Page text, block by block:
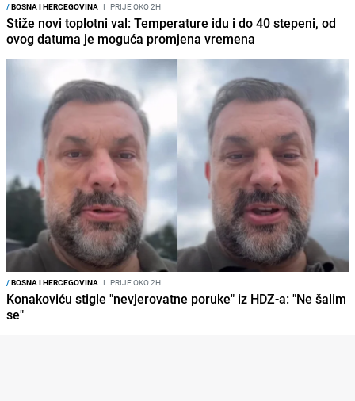
/BOSNA I HERCEGOVINA I PRIJE OKO 2H
Stiže novi toplotni val: Temperature idu i do 40 stepeni, od
ovog datuma je moguća promjena vremena
/BOSNA I HERCEGOVINA I PRIJE OKO 2H
Konakoviću stigle "nevjerovatne poruke" iz HDZ-a: "Ne šalim
se"